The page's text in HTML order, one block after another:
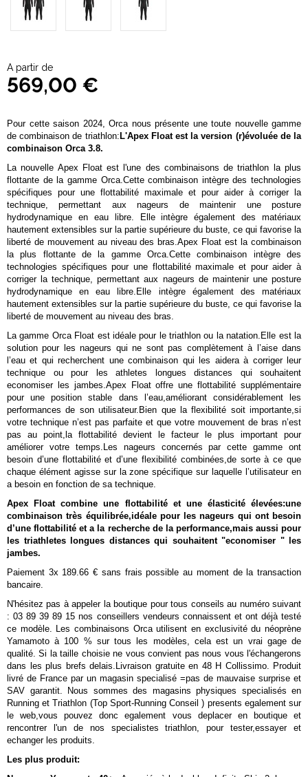
A partir de
569,00 €
Pour cette saison 2024, Orca nous présente une toute nouvelle gamme
de combinaison de triathlon: L'Apex Float est la version (r)évoluée de la
combinaison Orca 3.8.
La nouvelle Apex Float est l'une des combinaisons de triathlon la plus
flottante de la gamme Orca.Cette combinaison intègre des technologies
spécifiques pour une flottabilité maximale et pour aider à corriger la
technique, permettant aux nageurs de maintenir une posture
hydrodynamique en eau libre. Elle intègre également des matériaux
hautement extensibles sur la partie supérieure du buste, ce qui favorise la
liberté de mouvement au niveau des bras.Apex Float est la combinaison
la plus flottante de la gamme Orca.Cette combinaison intègre des
technologies spécifiques pour une flottabilité maximale et pour aider à
corriger la technique, permettant aux nageurs de maintenir une posture
hydrodynamique en eau libre.Elle intègre également des matériaux
hautement extensibles sur la partie supérieure du buste, ce qui favorise la
liberté de mouvement au niveau des bras.
La gamme Orca Float est idéale pour le triathlon ou la natation.Elle est la
solution pour les nageurs qui ne sont pas complètement à l’aise dans
l’eau et qui recherchent une combinaison qui les aidera à corriger leur
technique ou pour les athletes longues distances qui souhaitent
economiser les jambes.Apex Float offre une flottabilité supplémentaire
pour une position stable dans l’eau,améliorant considérablement les
performances de son utilisateur.Bien que la flexibilité soit importante,si
votre technique n’est pas parfaite et que votre mouvement de bras n’est
pas au point,la flottabilité devient le facteur le plus important pour
améliorer votre temps.Les nageurs concernés par cette gamme ont
besoin d’une flottabilité et d’une flexibilité combinées,de sorte à ce que
chaque élément agisse sur la zone spécifique sur laquelle l’utilisateur en
a besoin en fonction de sa technique.
Apex Float combine une flottabilité et une élasticité élevées:une
combinaison très équilibrée,idéale pour les nageurs qui ont besoin
d’une flottabilité et a la recherche de la performance,mais aussi pour
les triathletes longues distances qui souhaitent "economiser " les
jambes.
Paiement 3x 189.66 € sans frais possible au moment de la transaction
bancaire.
N'hésitez pas à appeler la boutique pour tous conseils au numéro suivant
: 03 89 39 89 15 nos conseillers vendeurs connaissent et ont déjà testé
ce modèle. Les combinaisons Orca utilisent en exclusivité du néoprène
Yamamoto à 100 % sur tous les modèles, cela est un vrai gage de
qualité. Si la taille choisie ne vous convient pas nous vous l'échangerons
dans les plus brefs delais.Livraison gratuite en 48 H Collissimo. Produit
livré de France par un magasin specialisé =pas de mauvaise surprise et
SAV garantit. Nous sommes des magasins physiques specialisés en
Running et Triathlon (Top Sport-Running Conseil ) presents egalement sur
le web,vous pouvez donc egalement vous deplacer en boutique et
rencontrer l'un de nos specialistes triathlon, pour tester,essayer et
echanger les produits.
Les plus produit: